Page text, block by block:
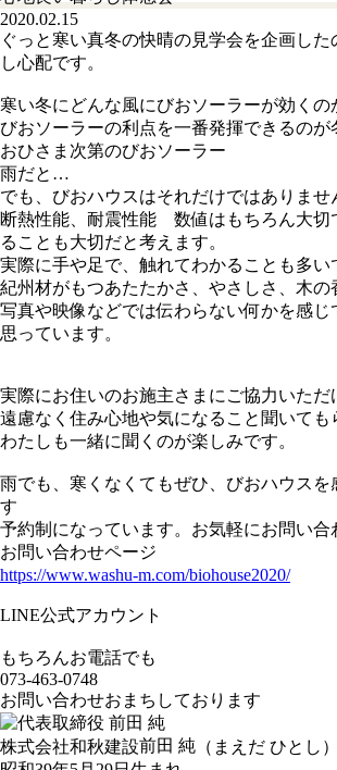
2020.02.15
ぐっと寒い真冬の快晴の見学会を企画し
し心配です。
寒い冬にどんな風にびおソーラーが効くの
びおソーラーの利点を一番発揮できるのが
おひさま次第のびおソーラー
雨だと…
でも、びおハウスはそれだけではありませ
断熱性能、耐震性能 数値はもちろん大切
ることも大切だと考えます。
実際に手や足で、触れてわかることも多い
紀州材がもつあたたかさ、やさしさ、木の
写真や映像などでは伝わらない何かを感じ
思っています。
実際にお住いのお施主さまにご協力いただ
遠慮なく住み心地や気になること聞いても
わたしも一緒に聞くのが楽しみです。
雨でも、寒くなくてもぜひ、びおハウスを
す
予約制になっています。お気軽にお問い合
お問い合わせページ
https://www.washu-m.com/biohouse2020/
LINE公式アカウント
もちろんお電話でも
073-463-0748
お問い合わせおまちしております
株式会社和秋建設前田 純 （まえだ ひとし）